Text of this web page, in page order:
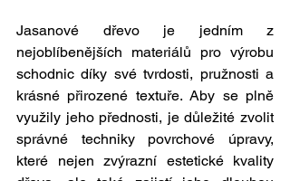
Jasanové dřevo je jedním z
nejoblíbenějších materiálů pro výrobu
schodnic díky své tvrdosti, pružnosti a
krásné přirozené textuře. Aby se plně
využily jeho přednosti, je důležité zvolit
správné techniky povrchové úpravy,
které nejen zvýrazní estetické kvality